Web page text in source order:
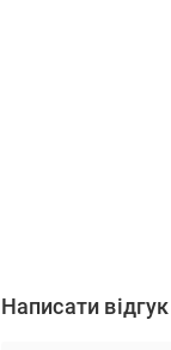
Написати